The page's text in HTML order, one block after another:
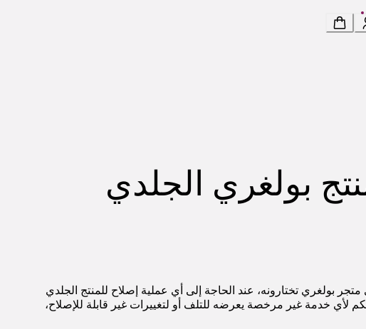
بولغري الجلدي
بولغري تختارونه، عند الحاجة إلى أي عملية إصلاح للمنتج الجلدي
لأي خدمة غير مرخصة يعرضه للتلف أو لتغييرات غير قابلة للإصلاح،